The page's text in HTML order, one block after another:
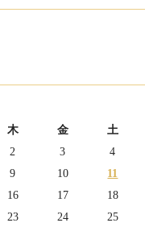
木 金
土
2 3
4
9 10
11
16 17
18
23 24 25